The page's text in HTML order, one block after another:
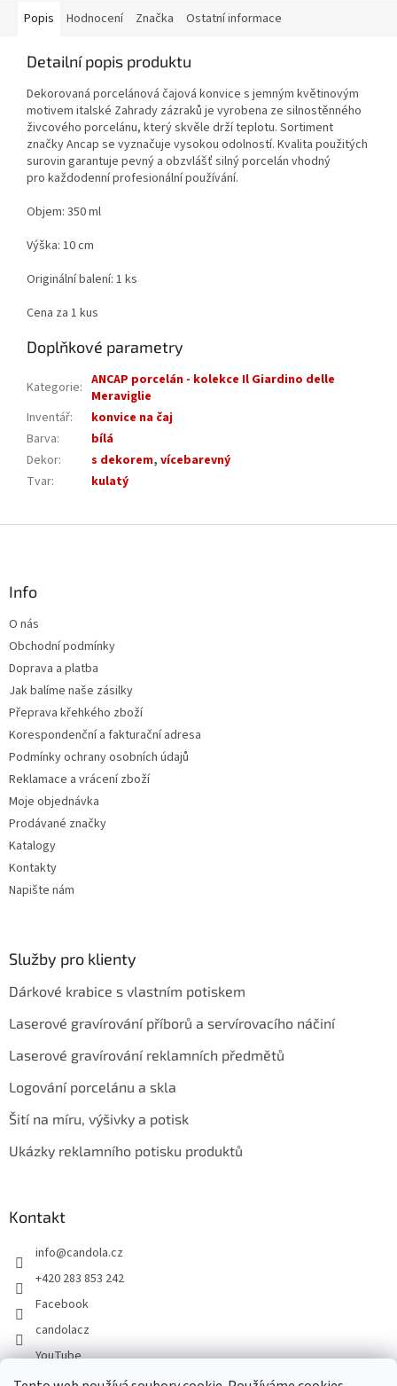
Popis Hodnocení Značka Ostatní informace
Detailní popis produktu
Dekorovaná porcelánová čajová konvice s jemným květinovým
motivem italské Zahrady zázraků je vyrobena ze silnostěnného
živcového porcelánu, který skvěle drží teplotu. Sortiment
značky Ancap se vyznačuje vysokou odolností. Kvalita použitých
surovin garantuje pevný a obzvlášť silný porcelán vhodný
pro každodenní profesionální používání.
Objem: 350 ml
Výška: 10 cm
Originální balení: 1 ks
Cena za 1 kus
Doplňkové parametry
Kategorie: ANCAP porcelán - kolekce Il Giardino delle
Meraviglie
Inventář:
konvice na čaj
Barva:
bílá
Dekor: s dekorem, vícebarevný
Tvar: kulatý
Info
O nás
Obchodní podmínky
Doprava a platba
Jak balíme naše zásilky
Přeprava křehkého zboží
Korespondenční a fakturační adresa
Podmínky ochrany osobních údajů
Reklamace a vrácení zboží
Moje objednávka
Prodávané značky
Katalogy
Kontakty
Napište nám
Služby pro klienty
Dárkové krabice s vlastním potiskem
Laserové gravírování příborů a servírovacího náčiní
Laserové gravírování reklamních předmětů
Logování porcelánu a skla
Šití na míru, výšivky a potisk
Ukázky reklamního potisku produktů
Kontakt
info@candola.cz
+420 283 853 242
Facebook
candolacz
YouTube